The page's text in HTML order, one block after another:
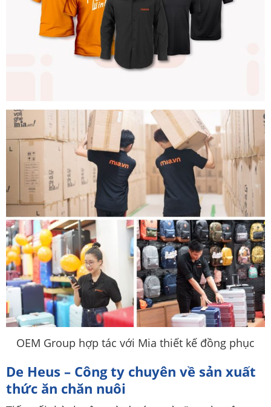
OEM Group hợp tác với Mia thiết kế đồng phục
De Heus – Công ty chuyên về sản xuất
thức ăn chăn nuôi